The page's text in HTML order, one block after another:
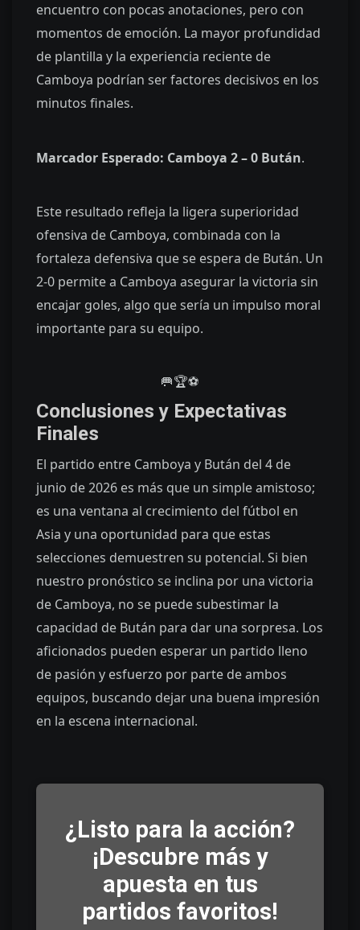
encuentro con pocas anotaciones, pero con
momentos de emoción. La mayor profundidad
de plantilla y la experiencia reciente de
Camboya podrían ser factores decisivos en los
minutos finales.
Marcador Esperado: Camboya 2 – 0 Bután.
Este resultado refleja la ligera superioridad
ofensiva de Camboya, combinada con la
fortaleza defensiva que se espera de Bután. Un
2-0 permite a Camboya asegurar la victoria sin
encajar goles, algo que sería un impulso moral
importante para su equipo.
🥅🏆⚽
Conclusiones y Expectativas
Finales
El partido entre Camboya y Bután del 4 de
junio de 2026 es más que un simple amistoso;
es una ventana al crecimiento del fútbol en
Asia y una oportunidad para que estas
selecciones demuestren su potencial. Si bien
nuestro pronóstico se inclina por una victoria
de Camboya, no se puede subestimar la
capacidad de Bután para dar una sorpresa. Los
aficionados pueden esperar un partido lleno
de pasión y esfuerzo por parte de ambos
equipos, buscando dejar una buena impresión
en la escena internacional.
¿Listo para la acción?
¡Descubre más y
apuesta en tus
partidos favoritos!